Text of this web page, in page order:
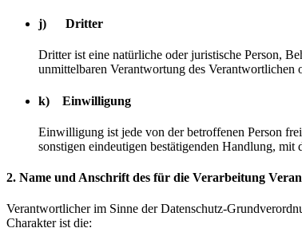
j) Dritter
Dritter ist eine natürliche oder juristische Person,
unmittelbaren Verantwortung des Verantwortlichen
k) Einwilligung
Einwilligung ist jede von der betroffenen Person
sonstigen eindeutigen bestätigenden Handlung, mit
2. Name und Anschrift des für die Verarbeitung
Verantwortlicher im Sinne der Datenschutz-
Charakter ist die: